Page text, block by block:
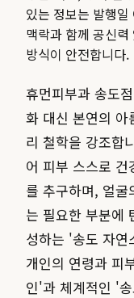
있는 정보는 발행
맥락과 함께 공신
방식이 안전합니다.
휴먼피부과 송도
화 대신 본연의 아
리 철학을 강조합
어 피부 스스로
를 추구하며, 얼
는 필요한 부분에
성하는 '송도 자연
개인의 연령과 피
인'과 체계적인 '